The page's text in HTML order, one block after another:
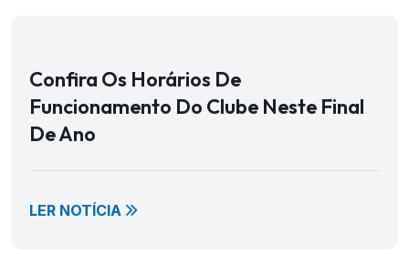
Confira Os Horários De
Funcionamento Do Clube Neste Final
De Ano
LER NOTÍCIA